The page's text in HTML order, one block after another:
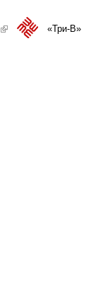
(link is external)«Три-В»